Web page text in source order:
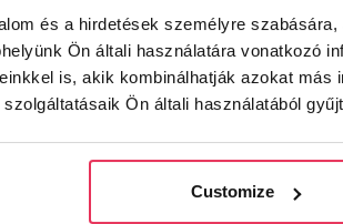
és a hirdetések személyre
Ön általi használatára vonatkozó
is, akik kombinálhatják azokat
Ön általi használatából
Customize
SEND REQUEST